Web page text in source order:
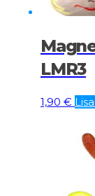
LMR3
1,90 €